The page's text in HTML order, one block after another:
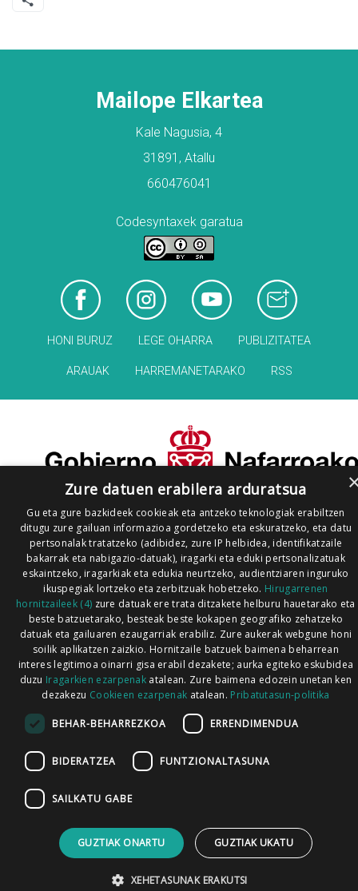
Mailope Elkartea
Kale Nagusia, 4
31891, Atallu
660476041
Codesyntaxek garatua
HONI BURUZ LEGE OHARRA PUBLIZITATEA
ARAUAK HARREMANETARAKO RSS
Zure datuen erabilera arduratsua
Gu eta gure bazkideek cookieak eta antzeko teknologiak erabiltzen
ditugu zure gailuan informazioa gordetzeko eta eskuratzeko, eta datu
pertsonalak tratatzeko (adibidez, zure IP helbidea, identifikatzaile
bakarrak eta nabigazio-datuak), iragarki eta eduki pertsonalizatuak
eskaintzeko, iragarkiak eta edukia neurtzeko, audientziaren inguruko
ikuspegiak lortzeko eta zerbitzuak hobetzeko. Hirugarrenen
hornitzaileek (4) zure datuak ere trata ditzakete helburu hauetarako eta
beste batzuetarako, besteak beste kokapen geografiko zehatzeko
datuak eta gailuaren ezaugarriak erabiliz. Zure aukerak webgune honi
soilik aplikatzen zaizkio. Hornitzaile batzuek baimena beharrean
interes legitimoa oinarri gisa erabil dezakete; aurka egiteko eskubidea
duzu Iragarkien ezarpenak atalean. Zure baimena edozein unetan ken
dezakezu Cookieen ezarpenak atalean. Pribatutasun-politika
BEHAR-BEHARREZKOA ERRENDIMENDUA
BIDERATZEA FUNTZIONALTASUNA
SAILKATU GABE
GUZTIAK ONARTU GUZTIAK UKATU
XEHETASUNAK ERAKUTSI